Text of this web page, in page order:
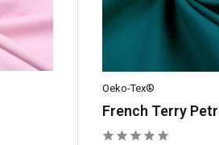
Oeko-Tex®
French Terry